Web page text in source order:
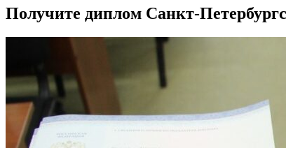
Получите диплом Санкт-